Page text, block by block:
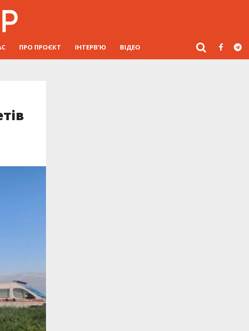
ПРО ПРОЄКТ ІНТЕРВ’Ю ВІДЕО